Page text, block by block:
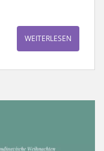
WEITERLESEN